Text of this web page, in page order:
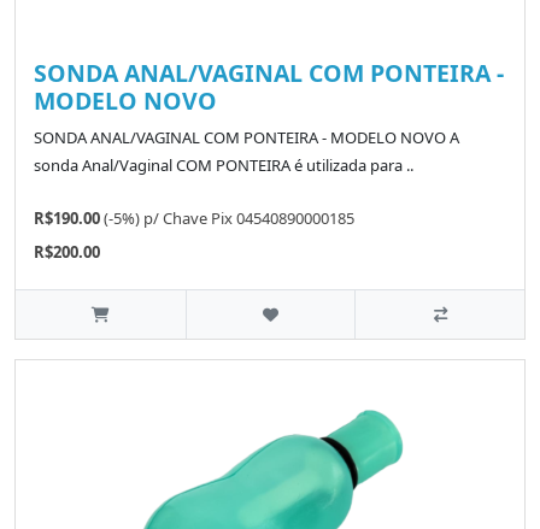
SONDA ANAL/VAGINAL COM PONTEIRA -
MODELO NOVO
SONDA ANAL/VAGINAL COM PONTEIRA - MODELO NOVO A
sonda Anal/Vaginal COM PONTEIRA é utilizada para ..
R$190.00(-5%) p/Chave Pix 04540890000185
R$200.00